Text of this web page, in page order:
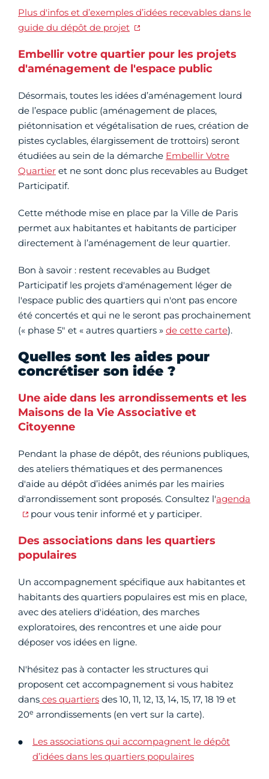
Plus d'infos et d’exemples d’idées recevables dans le
guide du dépôt de projet
Embellir votre quartier pour les projets
d'aménagement de l'espace public
Désormais, toutes les idées d’aménagement lourd
de l’espace public (aménagement de places,
piétonnisation et végétalisation de rues, création de
pistes cyclables, élargissement de trottoirs) seront
étudiées au sein de la démarche Embellir Votre
Quartier et ne sont donc plus recevables au Budget
Participatif.
Cette méthode mise en place par la Ville de Paris
permet aux habitantes et habitants de participer
directement à l’aménagement de leur quartier.
Bon à savoir : restent recevables au Budget
Participatif les projets d'aménagement léger de
l'espace public des quartiers qui n'ont pas encore
été concertés et qui ne le seront pas prochainement
(« phase 5" et « autres quartiers » de cette carte).
Quelles sont les aides pour
concrétiser son idée ?
Une aide dans les arrondissements et les
Maisons de la Vie Associative et
Citoyenne
Pendant la phase de dépôt, des réunions publiques,
des ateliers thématiques et des permanences
d'aide au dépôt d’idées animés par les mairies
d'arrondissement sont proposés. Consultez l'agenda
pour vous tenir informé et y participer.
Des associations dans les quartiers
populaires
Un accompagnement spécifique aux habitantes et
habitants des quartiers populaires est mis en place,
avec des ateliers d'idéation, des marches
exploratoires, des rencontres et une aide pour
déposer vos idées en ligne.
N'hésitez pas à contacter les structures qui
proposent cet accompagnement si vous habitez
dans ces quartiers des 10, 11, 12, 13, 14, 15, 17, 18 19 et
20e arrondissements (en vert sur la carte).
Les associations qui accompagnent le dépôt
d’idées dans les quartiers populaires